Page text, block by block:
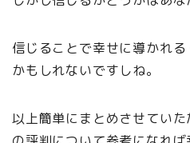
信じることで幸せに導かれ
かもしれないですしね。
以上簡単にまとめさせてい